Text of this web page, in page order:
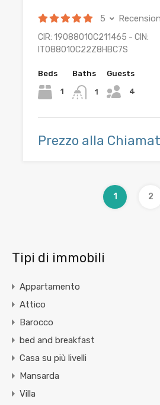
5
CIR: 19088010C211465 - CIN:
IT088010C22Z8HBC7S
Beds
1
Baths
1
Guests
4
Prezzo alla
1 2
Tipi di immobili
Appartamento
Attico
Barocco
bed and breakfast
Casa su più livelli
Mansarda
Villa